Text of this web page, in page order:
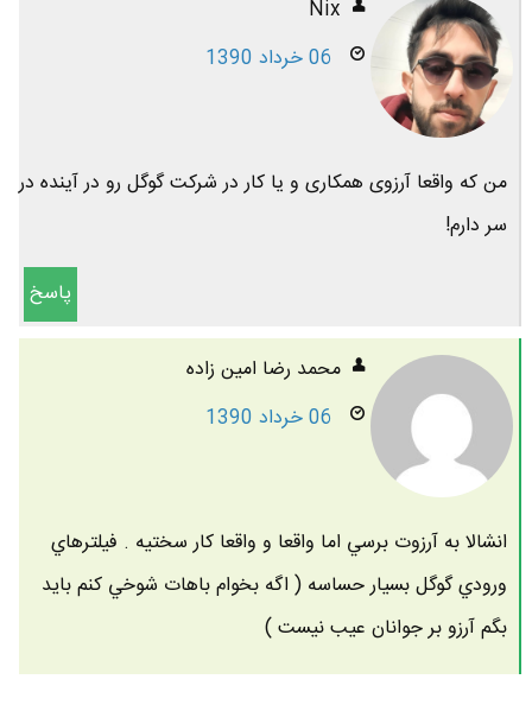
Nix
06 خرداد 1390
من که واقعا آرزوی همکاری و یا کار در شرکت گوگل رو در آینده در
سر دارم!
پاسخ
محمد رضا امين زاده
06 خرداد 1390
انشالا به آرزوت برسي اما واقعا و واقعا كار سختيه . فيلترهاي
ورودي گوگل بسيار حساسه ( اگه بخوام باهات شوخي كنم بايد
بگم آرزو بر جوانان عيب نيست )